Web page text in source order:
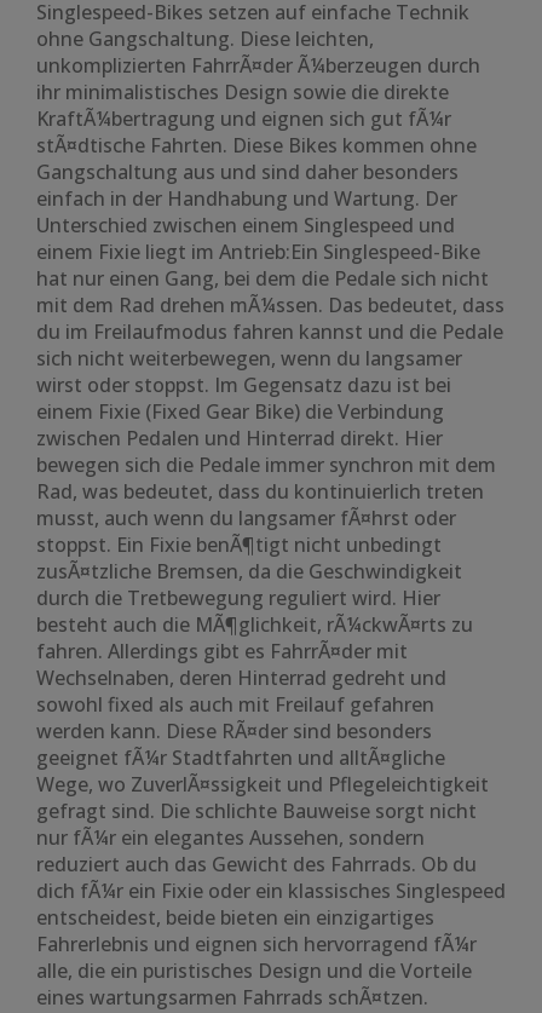
Singlespeed-Bikes setzen auf einfache Technik
ohne Gangschaltung. Diese leichten,
unkomplizierten FahrrÃ¤der Ã¼berzeugen durch
ihr minimalistisches Design sowie die direkte
KraftÃ¼bertragung und eignen sich gut fÃ¼r
stÃ¤dtische Fahrten. Diese Bikes kommen ohne
Gangschaltung aus und sind daher besonders
einfach in der Handhabung und Wartung. Der
Unterschied zwischen einem Singlespeed und
einem Fixie liegt im Antrieb:Ein Singlespeed-Bike
hat nur einen Gang, bei dem die Pedale sich nicht
mit dem Rad drehen mÃ¼ssen. Das bedeutet, dass
du im Freilaufmodus fahren kannst und die Pedale
sich nicht weiterbewegen, wenn du langsamer
wirst oder stoppst. Im Gegensatz dazu ist bei
einem Fixie (Fixed Gear Bike) die Verbindung
zwischen Pedalen und Hinterrad direkt. Hier
bewegen sich die Pedale immer synchron mit dem
Rad, was bedeutet, dass du kontinuierlich treten
musst, auch wenn du langsamer fÃ¤hrst oder
stoppst. Ein Fixie benÃ¶tigt nicht unbedingt
zusÃ¤tzliche Bremsen, da die Geschwindigkeit
durch die Tretbewegung reguliert wird. Hier
besteht auch die MÃ¶glichkeit, rÃ¼ckwÃ¤rts zu
fahren. Allerdings gibt es FahrrÃ¤der mit
Wechselnaben, deren Hinterrad gedreht und
sowohl fixed als auch mit Freilauf gefahren
werden kann. Diese RÃ¤der sind besonders
geeignet fÃ¼r Stadtfahrten und alltÃ¤gliche
Wege, wo ZuverlÃ¤ssigkeit und Pflegeleichtigkeit
gefragt sind. Die schlichte Bauweise sorgt nicht
nur fÃ¼r ein elegantes Aussehen, sondern
reduziert auch das Gewicht des Fahrrads. Ob du
dich fÃ¼r ein Fixie oder ein klassisches Singlespeed
entscheidest, beide bieten ein einzigartiges
Fahrerlebnis und eignen sich hervorragend fÃ¼r
alle, die ein puristisches Design und die Vorteile
eines wartungsarmen Fahrrads schÃ¤tzen.